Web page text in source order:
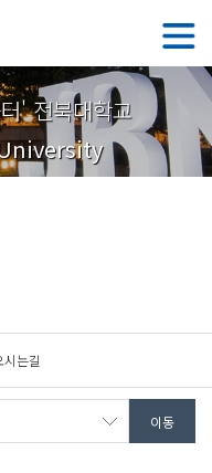
' 전북대학교
는길